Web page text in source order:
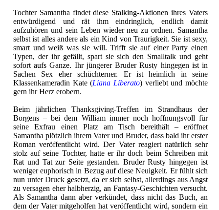
Tochter Samantha findet diese Stalking-Aktionen ihres Vaters
entwürdigend und rät ihm eindringlich, endlich damit
aufzuhören und sein Leben wieder neu zu ordnen. Samantha
selbst ist alles andere als ein Kind von Traurigkeit. Sie ist sexy,
smart und weiß was sie will. Trifft sie auf einer Party einen
Typen, der ihr gefällt, spart sie sich den Smalltalk und geht
sofort aufs Ganze. Ihr jüngerer Bruder Rusty hingegen ist in
Sachen Sex eher schüchterner. Er ist heimlich in seine
Klassenkameradin Kate (Liana Liberato) verliebt und möchte
gern ihr Herz erobern.
Beim jährlichen Thanksgiving-Treffen im Strandhaus der
Borgens – bei dem William immer noch hoffnungsvoll für
seine Exfrau einen Platz am Tisch bereithält – eröffnet
Samantha plötzlich ihrem Vater und Bruder, dass bald ihr erster
Roman veröffentlicht wird. Der Vater reagiert natürlich sehr
stolz auf seine Tochter, hatte er ihr doch beim Schreiben mit
Rat und Tat zur Seite gestanden. Bruder Rusty hingegen ist
weniger euphorisch in Bezug auf diese Neuigkeit. Er fühlt sich
nun unter Druck gesetzt, da er sich selbst, allerdings aus Angst
zu versagen eher halbherzig, an Fantasy-Geschichten versucht.
Als Samantha dann aber verkündet, dass nicht das Buch, an
dem der Vater mitgeholfen hat veröffentlicht wird, sondern ein